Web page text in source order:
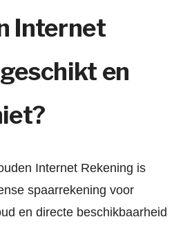
Internet
en
Internet Rekening is
spaarrekening voor
en directe beschikbaarheid